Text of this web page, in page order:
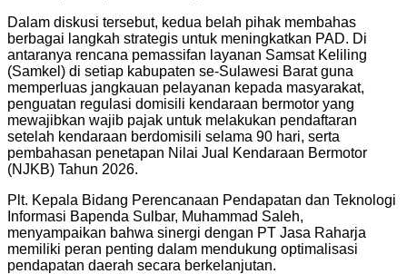
Dalam diskusi tersebut, kedua belah pihak membahas
berbagai langkah strategis untuk meningkatkan PAD. Di
antaranya rencana pemassifan layanan Samsat Keliling
(Samkel) di setiap kabupaten se-Sulawesi Barat guna
memperluas jangkauan pelayanan kepada masyarakat,
penguatan regulasi domisili kendaraan bermotor yang
mewajibkan wajib pajak untuk melakukan pendaftaran
setelah kendaraan berdomisili selama 90 hari, serta
pembahasan penetapan Nilai Jual Kendaraan Bermotor
(NJKB) Tahun 2026.
Plt. Kepala Bidang Perencanaan Pendapatan dan Teknologi
Informasi Bapenda Sulbar, Muhammad Saleh,
menyampaikan bahwa sinergi dengan PT Jasa Raharja
memiliki peran penting dalam mendukung optimalisasi
pendapatan daerah secara berkelanjutan.